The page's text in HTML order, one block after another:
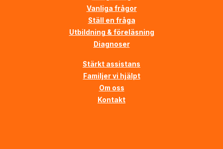
Vanliga frågor
Ställ en fråga
Utbildning & föreläsning
Diagnoser
Stärkt assistans
Familjer vi hjälpt
Om oss
Kontakt